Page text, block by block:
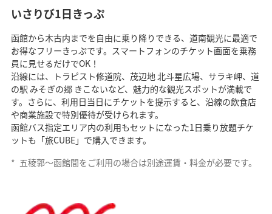
いさりび1日きっぷ
函館から木古内までを自由に乗り降りできる、道南観光に最適で
お得なフリーきっぷです。スマートフォンのチケット画面を乗務
員に見せるだけでOK！
沿線には、トラピスト修道院、茂辺地 北斗星広場、サラキ岬、道
の駅 みそぎの郷 きこないなど、魅力的な観光スポットが満載で
す。さらに、利用日当日にチケットを提示すると、沿線の飲食店
や商業施設で特別優待が受けられます。
函館バス指定エリア内の利用もセットになった1日乗り放題チケ
ットも「旅CUBE」で購入できます。
* 五稜郭～函館間をご利用の場合は別途運賃・料金が必要です。